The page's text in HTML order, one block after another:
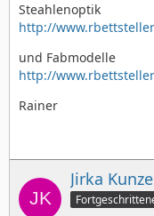
Steahlenoptik
http://
und Fabmodelle
http://
Rainer
Jirka Kunze